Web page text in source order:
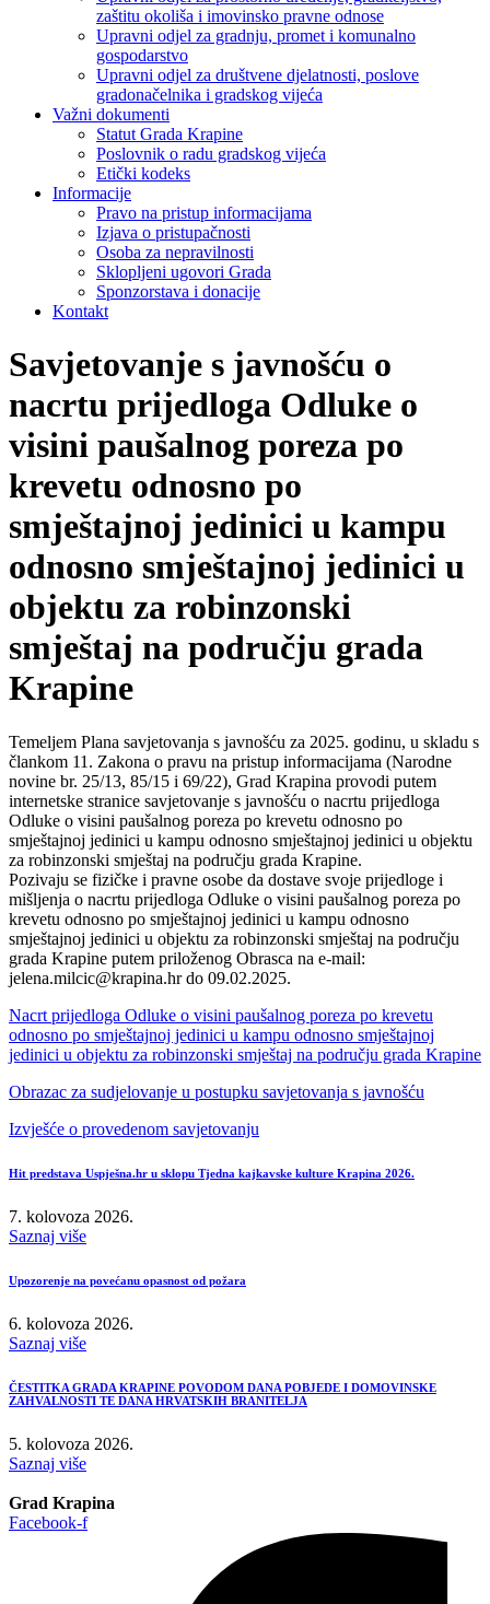
zaštitu okoliša i imovinsko pravne odnose
Upravni odjel za gradnju, promet i komunalno
gospodarstvo
Upravni odjel za društvene djelatnosti, poslove
gradonačelnika i gradskog vijeća
Važni dokumenti
Statut Grada Krapine
Poslovnik o radu gradskog vijeća
Etički kodeks
Informacije
Pravo na pristup informacijama
Izjava o pristupačnosti
Osoba za nepravilnosti
Sklopljeni ugovori Grada
Sponzorstava i donacije
Kontakt
Savjetovanje s javnošću o
nacrtu prijedloga Odluke o
visini paušalnog poreza po
krevetu odnosno po
smještajnoj jedinici u kampu
odnosno smještajnoj jedinici u
objektu za robinzonski
smještaj na području grada
Krapine
Temeljem Plana savjetovanja s javnošću za 2025. godinu, u skladu s
člankom 11. Zakona o pravu na pristup informacijama (Narodne
novine br. 25/13, 85/15 i 69/22), Grad Krapina provodi putem
internetske stranice savjetovanje s javnošću o nacrtu prijedloga
Odluke o visini paušalnog poreza po krevetu odnosno po
smještajnoj jedinici u kampu odnosno smještajnoj jedinici u objektu
za robinzonski smještaj na području grada Krapine.
Pozivaju se fizičke i pravne osobe da dostave svoje prijedloge i
mišljenja o nacrtu prijedloga Odluke o visini paušalnog poreza po
krevetu odnosno po smještajnoj jedinici u kampu odnosno
smještajnoj jedinici u objektu za robinzonski smještaj na području
grada Krapine putem priloženog Obrasca na e-mail:
jelena.milcic@krapina.hr do 09.02.2025.
Nacrt prijedloga Odluke o visini paušalnog poreza po krevetu
odnosno po smještajnoj jedinici u kampu odnosno smještajnoj
jedinici u objektu za robinzonski smještaj na području grada Krapine
Obrazac za sudjelovanje u postupku savjetovanja s javnošću
Izvješće o provedenom savjetovanju
Hit predstava Uspješna.hr u sklopu Tjedna kajkavske kulture Krapina 2026.
7. kolovoza 2026.
Saznaj više
Upozorenje na povećanu opasnost od požara
6. kolovoza 2026.
Saznaj više
ČESTITKA GRADA KRAPINE POVODOM DANA POBJEDE I DOMOVINSKE
ZAHVALNOSTI TE DANA HRVATSKIH BRANITELJA
5. kolovoza 2026.
Saznaj više
Grad Krapina
Facebook-f